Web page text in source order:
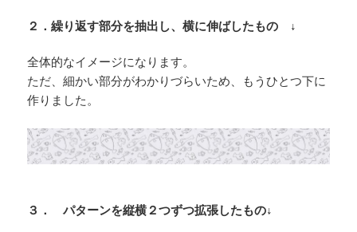
２．繰り返す部分を抽出し、横に伸ばしたもの ↓
全体的なイメージになります。
ただ、細かい部分がわかりづらいため、もうひとつ下に
作りました。
３． パターンを縦横２つずつ拡張したもの↓